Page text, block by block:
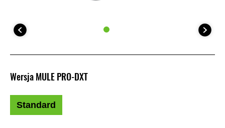
Wersja MULE PRO-DXT
Standard